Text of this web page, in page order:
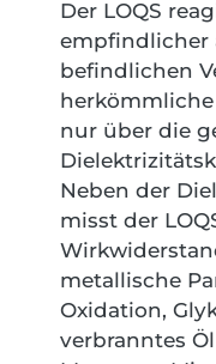
Der LOQS
empfindlicher
befindlichen
nur über die
Neben der
misst der
metallische
Oxidation,
verbranntes